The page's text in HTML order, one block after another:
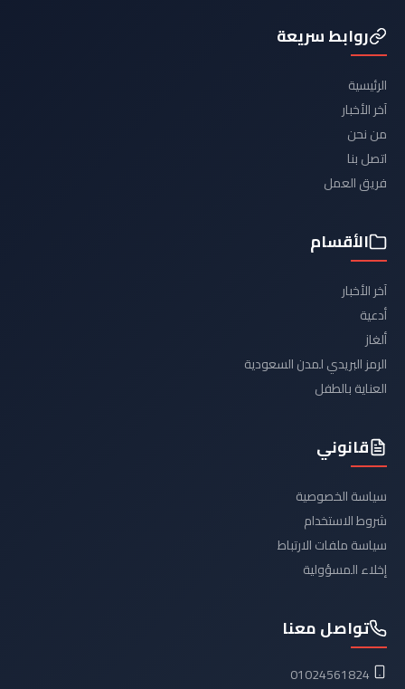
روابط سريعة
الرئيسية
آخر الأخبار
من نحن
اتصل بنا
فريق العمل
الأقسام
آخر الأخبار
أدعية
ألغاز
الرمز البريدي لمدن السعودية
العناية بالطفل
قانوني
سياسة الخصوصية
شروط الاستخدام
سياسة ملفات الارتباط
إخلاء المسؤولية
تواصل معنا
01024561824